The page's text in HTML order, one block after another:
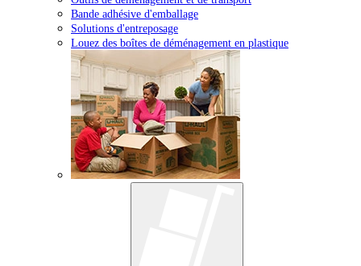
Bande adhésive d'emballage
Solutions d'entreposage
Louez des boîtes de déménagement en plastique